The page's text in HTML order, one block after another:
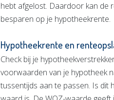
hebt afgelost. Daardoor kan de
besparen op je hypotheekrente.
Hypotheekrente en
Check bij je
voorwaarden van je hypotheek
tussentijds aan te passen. Is dit